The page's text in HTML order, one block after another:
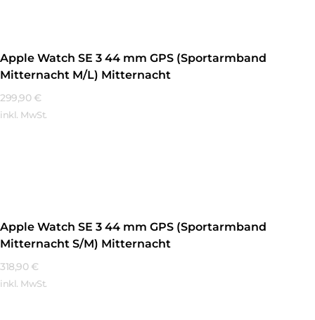
Apple Watch SE 3 44 mm GPS (Sportarmband
Mitternacht M/L) Mitternacht
299,90 €
inkl. MwSt.
Apple Watch SE 3 44 mm GPS (Sportarmband
Mitternacht S/M) Mitternacht
318,90 €
inkl. MwSt.